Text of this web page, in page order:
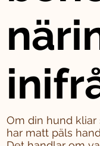
Om din hund
har matt päls